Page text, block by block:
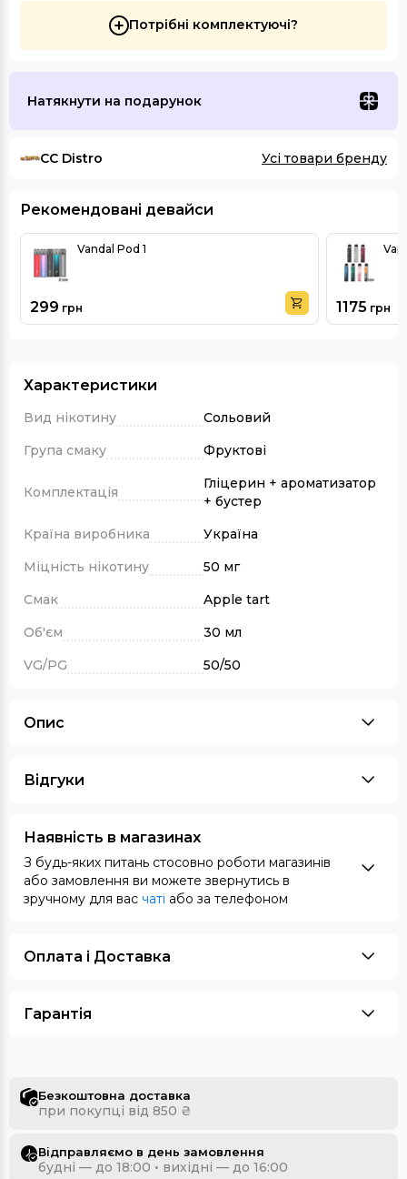
Потрібні комплектуючі?
Натякнути на подарунок
CC Distro Усі товари бренду
Рекомендовані девайси
Vandal Pod 1
299 грн 1175 грн
Характеристики
Вид нікотину
Сольовий
Група смаку
Фруктові
Комплектація
Гліцерин + ароматизатор
+ бустер
Країна виробника
Україна
Міцність нікотину
50 мг
Смак
Apple tart
Об'єм
30 мл
VG/PG
50/50
Опис
Відгуки
Наявність в магазинах
З будь-яких питань стосовно роботи магазинів
або замовлення ви можете звернутись в
зручному для вас чаті або за телефоном
Оплата i Доставка
Гарантія
Безкоштовна доставка
при покупці від 850 ₴
Відправляємо в день замовлення
будні — до 18:00 • вихідні — до 16:00